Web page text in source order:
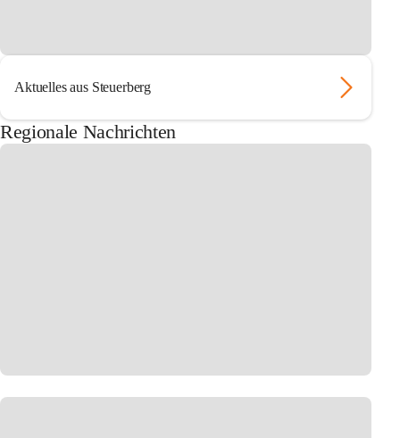
Aktuelles aus Steuerberg
Regionale Nachrichten